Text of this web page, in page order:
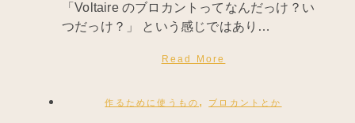
「Voltaire のブロカントってなんだっけ？い
つだっけ？」 という感じではあり…
Read More
作るために使うもの , ブロカントとか